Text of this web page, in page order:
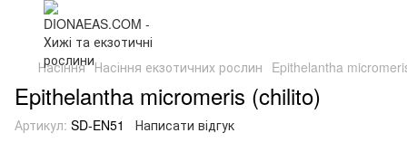
Насіння Насіння екзотичних рослин Epithelantha
Epithelantha micromeris (chilito)
Артикул: SD-EN51 Написати відгук